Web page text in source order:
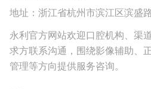
地址：浙江省杭州市滨江区滨盛
永利官方网站欢迎口腔机构、渠
求方联系沟通，围绕影像辅助、
管理等方向提供服务咨询。